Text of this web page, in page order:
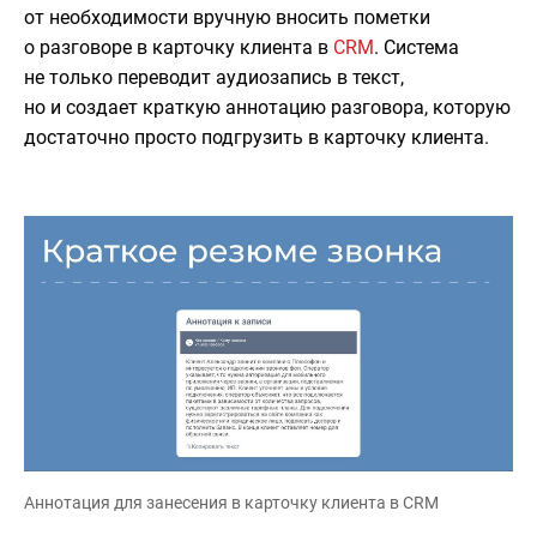
от необходимости вручную вносить пометки
о разговоре в карточку клиента в CRM. Система
не только переводит аудиозапись в текст,
но и создает краткую аннотацию разговора, которую
достаточно просто подгрузить в карточку клиента.
Аннотация для занесения в карточку клиента в CRM